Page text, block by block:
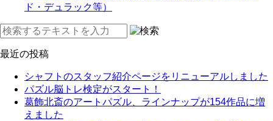
ド・デュラック等）
最近の投稿
シャフトのスタッフ紹介ページをリニューアルしました
パズル脳トレ検定がスタート！
葛飾北斎のアートパズル、ラインナップが154作品に増
えました